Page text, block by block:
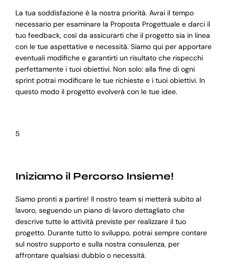
La tua soddisfazione è la nostra priorità. Avrai il tempo
necessario per esaminare la Proposta Progettuale e darci il
tuo feedback, così da assicurarti che il progetto sia in linea
con le tue aspettative e necessità. Siamo qui per apportare
eventuali modifiche e garantirti un risultato che rispecchi
perfettamente i tuoi obiettivi. Non solo: alla fine di ogni
sprint potrai modificare le tue richieste e i tuoi obiettivi. In
questo modo il progetto evolverà con le tue idee.
5
Iniziamo il Percorso Insieme!
Siamo pronti a partire! Il nostro team si metterà subito al
lavoro, seguendo un piano di lavoro dettagliato che
descrive tutte le attività previste per realizzare il tuo
progetto. Durante tutto lo sviluppo, potrai sempre contare
sul nostro supporto e sulla nostra consulenza, per
affrontare qualsiasi dubbio o necessità.